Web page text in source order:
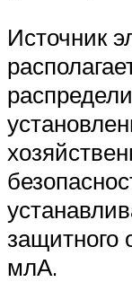
Источник
защитного
млА.